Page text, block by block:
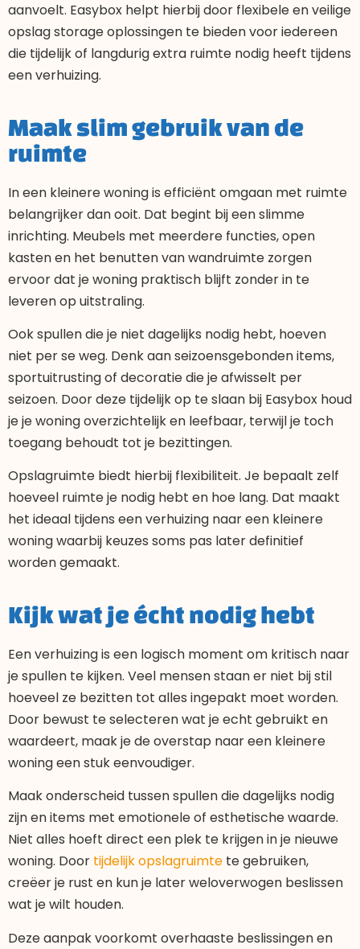
aanvoelt. Easybox helpt hierbij door flexibele en veilige
opslag storage oplossingen te bieden voor iedereen
die tijdelijk of langdurig extra ruimte nodig heeft tijdens
een verhuizing.
Maak slim gebruik van de
ruimte
In een kleinere woning is efficiënt omgaan met ruimte
belangrijker dan ooit. Dat begint bij een slimme
inrichting. Meubels met meerdere functies, open
kasten en het benutten van wandruimte zorgen
ervoor dat je woning praktisch blijft zonder in te
leveren op uitstraling.
Ook spullen die je niet dagelijks nodig hebt, hoeven
niet per se weg. Denk aan seizoensgebonden items,
sportuitrusting of decoratie die je afwisselt per
seizoen. Door deze tijdelijk op te slaan bij Easybox houd
je je woning overzichtelijk en leefbaar, terwijl je toch
toegang behoudt tot je bezittingen.
Opslagruimte biedt hierbij flexibiliteit. Je bepaalt zelf
hoeveel ruimte je nodig hebt en hoe lang. Dat maakt
het ideaal tijdens een verhuizing naar een kleinere
woning waarbij keuzes soms pas later definitief
worden gemaakt.
Kijk wat je écht nodig hebt
Een verhuizing is een logisch moment om kritisch naar
je spullen te kijken. Veel mensen staan er niet bij stil
hoeveel ze bezitten tot alles ingepakt moet worden.
Door bewust te selecteren wat je echt gebruikt en
waardeert, maak je de overstap naar een kleinere
woning een stuk eenvoudiger.
Maak onderscheid tussen spullen die dagelijks nodig
zijn en items met emotionele of esthetische waarde.
Niet alles hoeft direct een plek te krijgen in je nieuwe
woning. Door tijdelijk opslagruimte te gebruiken,
creëer je rust en kun je later weloverwogen beslissen
wat je wilt houden.
Deze aanpak voorkomt overhaaste beslissingen en